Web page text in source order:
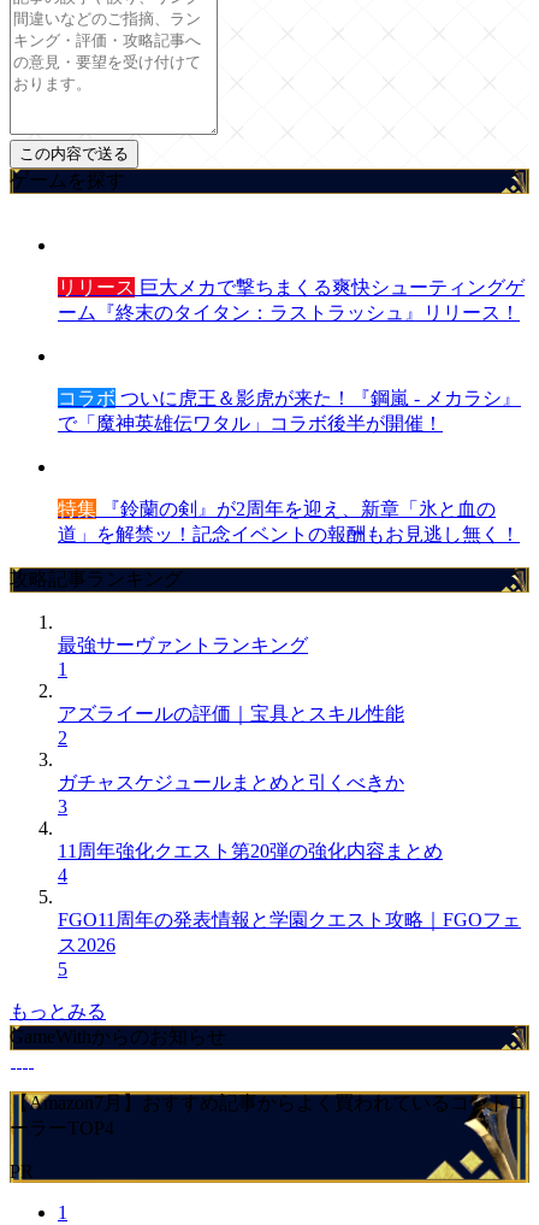
ゲームを探す
リリース 巨大メカで撃ちまくる爽快シューティングゲ
ーム『終末のタイタン：ラストラッシュ』リリース！
コラボ ついに虎王＆影虎が来た！『鋼嵐 - メカラシ』
で「魔神英雄伝ワタル」コラボ後半が開催！
特集 『鈴蘭の剣』が2周年を迎え、新章「氷と血の
道」を解禁ッ！記念イベントの報酬もお見逃し無く！
攻略記事ランキング
最強サーヴァントランキング
1
アズライールの評価｜宝具とスキル性能
2
ガチャスケジュールまとめと引くべきか
3
11周年強化クエスト第20弾の強化内容まとめ
4
FGO11周年の発表情報と学園クエスト攻略｜FGOフェ
ス2026
5
もっとみる
GameWithからのお知らせ
【Amazon7月】おすすめ記事からよく買われているコントロ
ーラーTOP4
PR
1